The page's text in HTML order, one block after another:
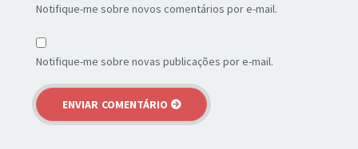
Notifique-me sobre novos comentários por e-mail.
Notifique-me sobre novas publicações por e-mail.